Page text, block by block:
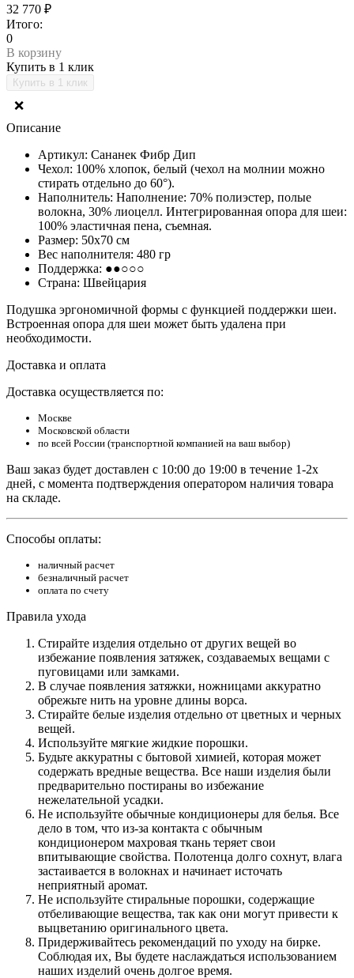
32 770 ₽
Итого:
0
В корзину
Купить в 1 клик
❌
Описание
Артикул: Сананек Фибр Дип
Чехол: 100% хлопок, белый (чехол на молнии можно
стирать отдельно до 60°).
Наполнитель: Наполнение: 70% полиэстер, полые
волокна, 30% лиоцелл. Интегрированная опора для шеи:
100% эластичная пена, съемная.
Размер: 50х70 см
Вес наполнителя: 480 гр
Поддержка: ●●○○○
Страна: Швейцария
Подушка эргономичной формы с функцией поддержки шеи.
Встроенная опора для шеи может быть удалена при
необходимости.
Доставка и оплата
Доставка осуществляется по:
Москве
Московской области
по всей России (транспортной компанией на ваш выбор)
Ваш заказ будет доставлен с 10:00 до 19:00 в течение 1-2х
дней, с момента подтверждения оператором наличия товара
на складе.
Способы оплаты:
наличный расчет
безналичный расчет
оплата по счету
Правила ухода
Стирайте изделия отдельно от других вещей во
избежание появления затяжек, создаваемых вещами с
пуговицами или замками.
В случае появления затяжки, ножницами аккуратно
обрежьте нить на уровне длины ворса.
Стирайте белые изделия отдельно от цветных и черных
вещей.
Используйте мягкие жидкие порошки.
Будьте аккуратны с бытовой химией, которая может
содержать вредные вещества. Все наши изделия были
предварительно постираны во избежание
нежелательной усадки.
Не используйте обычные кондиционеры для белья. Все
дело в том, что из-за контакта с обычным
кондиционером махровая ткань теряет свои
впитывающие свойства. Полотенца долго сохнут, влага
застаивается в волокнах и начинает источать
неприятный аромат.
Не используйте стиральные порошки, содержащие
отбеливающие вещества, так как они могут привести к
выцветанию оригинального цвета.
Придерживайтесь рекомендаций по уходу на бирке.
Соблюдая их, Вы будете наслаждаться использованием
наших изделий очень долгое время.